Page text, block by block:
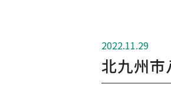
2022.11.29
北九州市